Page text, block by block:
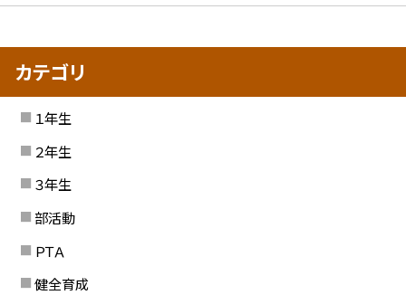
カテゴリ
１年生
２年生
３年生
部活動
ＰＴＡ
健全育成